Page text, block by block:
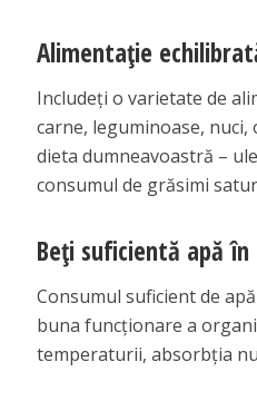
Alimentație
Includeți o varietate de
carne, leguminoase,
dieta dumneavoastră –
consumul de grăsimi
Beți suficientă apă
Consumul suficient de
buna funcționare a
temperaturii, absorbția